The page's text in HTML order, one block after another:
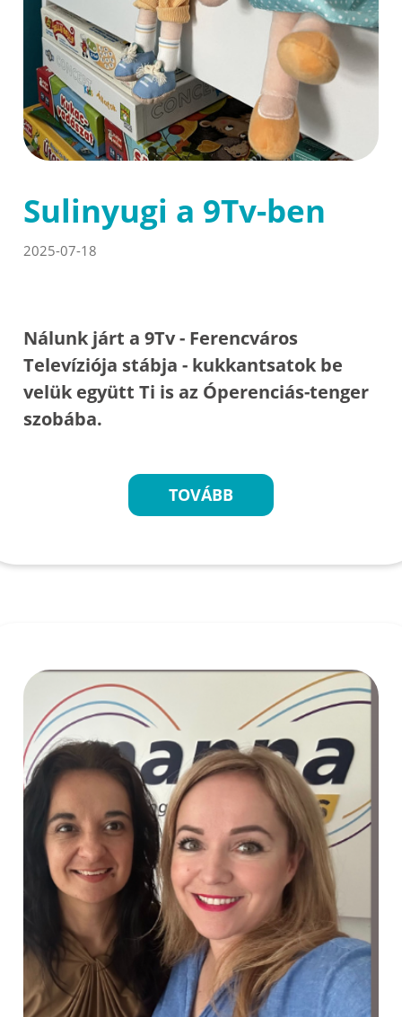
Sulinyugi a 9Tv-ben
2025-07-18
Nálunk járt a 9Tv - Ferencváros
Televíziója stábja - kukkantsatok be
velük együtt Ti is az Óperenciás-tenger
szobába.
TOVÁBB